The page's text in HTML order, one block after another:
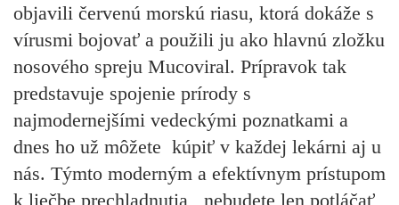
objavili červenú morskú riasu, ktorá dokáže s
vírusmi bojovať a použili ju ako hlavnú zložku
nosového spreju Mucoviral. Prípravok tak
predstavuje spojenie prírody s
najmodernejšími vedeckými poznatkami a
dnes ho už môžete kúpiť v každej lekárni aj u
nás. Týmto moderným a efektívnym prístupom
k liečbe prechladnutia, nebudete len potláčať